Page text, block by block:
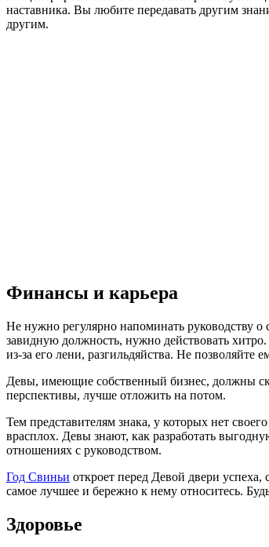
наставника. Вы любите передавать другим
другим.
Финансы и карьера
Не нужно регулярно напоминать руководству
завидную должность, нужно действовать
из-за его лени, разгильдяйства. Не позволяйте
Девы, имеющие собственный бизнес, должны
перспективы, лучше отложить на потом.
Тем представителям знака, у которых нет
врасплох. Девы знают, как разработать
отношениях с руководством.
Год Свиньи откроет перед Девой двери
самое лучшее и бережно к нему относитесь.
Здоровье